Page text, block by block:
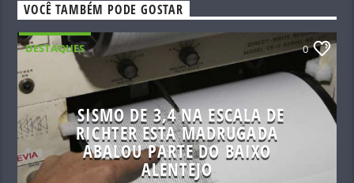
VOCÊ TAMBÉM PODE GOSTAR
DESTAQUES 0
SISMO DE 3,4 NA ESCALA DE
RICHTER ESTA MADRUGADA
ABALOU PARTE DO BAIXO
ALENTEJO